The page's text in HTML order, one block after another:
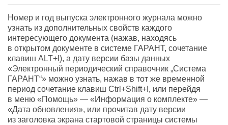
Номер и год выпуска электронного журнала можно
узнать из дополнительных свойств каждого
интересующего документа (нажав, находясь
в открытом документе в системе ГАРАНТ, сочетание
клавиш ALT+I), а дату версии базы данных
«Электронный периодический справочник „Система
ГАРАНТ“» можно узнать, нажав в тот же временной
период сочетание клавиш Ctrl+Shift+I, или перейдя
в меню «Помощь» — «Информация о комплекте» —
«Дата обновления», или прочитав дату версии
из заголовка экрана стартовой страницы системы